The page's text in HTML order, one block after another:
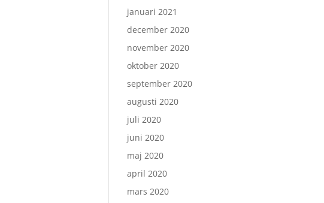
januari 2021
december 2020
november 2020
oktober 2020
september 2020
augusti 2020
juli 2020
juni 2020
maj 2020
april 2020
mars 2020